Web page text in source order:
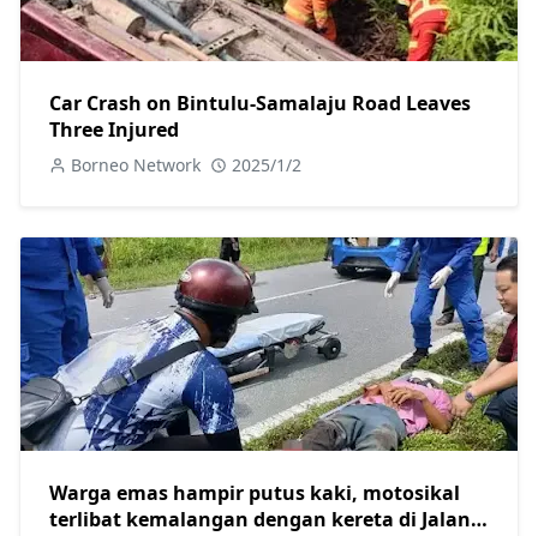
Car Crash on Bintulu-Samalaju Road Leaves
Three Injured
Borneo Network 2025/1/2
Warga emas hampir putus kaki, motosikal
terlibat kemalangan dengan kereta di Jalan